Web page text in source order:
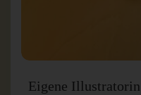
Eigene Illustratorin